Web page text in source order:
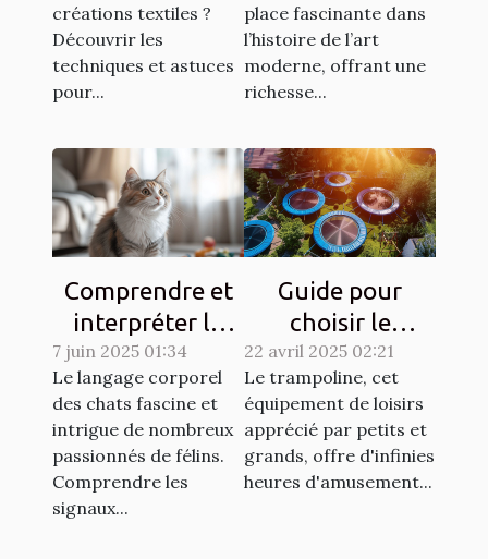
créations textiles ?
Découvrir les
techniques et astuces
pour...
place fascinante dans
l’histoire de l’art
moderne, offrant une
richesse...
Comprendre et
interpréter le
langage corporel
des chats
7 juin 2025 01:34
Le langage corporel
des chats fascine et
intrigue de nombreux
passionnés de félins.
Comprendre les
signaux...
Guide pour
choisir le
trampoline idéal
selon l'espace
disponible
22 avril 2025 02:21
Le trampoline, cet
équipement de loisirs
apprécié par petits et
grands, offre d'infinies
heures d'amusement...